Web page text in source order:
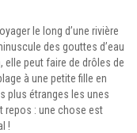
le long d’une rivière
des gouttes d’eau
elle peut faire de drôles de
à une petite fille en
plus étranges les unes
repos : une chose est
!